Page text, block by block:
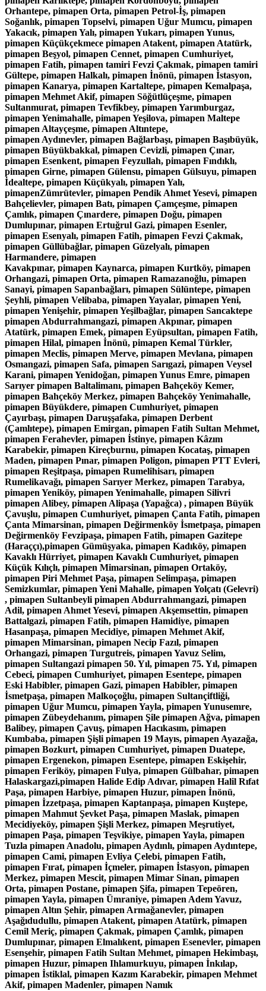
Orhantepe, pimapen Orta, pimapen Petrol-İş, pimapen
Soğanlık, pimapen Topselvi, pimapen Uğur Mumcu, pimapen
Yakacık, pimapen Yalı, pimapen Yukarı, pimapen Yunus,
pimapen Küçükçekmece pimapen Atakent, pimapen Atatürk,
pimapen Beşyol, pimapen Cennet, pimapen Cumhuriyet,
pimapen Fatih, pimapen tamiri Fevzi Çakmak, pimapen tamiri
Gültepe, pimapen Halkalı, pimapen İnönü, pimapen İstasyon,
pimapen Kanarya, pimapen Kartaltepe, pimapen Kemalpaşa,
pimapen Mehmet Akif, pimapen Söğütlüçeşme, pimapen
Sultanmurat, pimapen Tevfikbey, pimapen Yarımburgaz,
pimapen Yenimahalle, pimapen Yeşilova, pimapen Maltepe
pimapen Altayçeşme, pimapen Altıntepe,
pimapen Aydınevler, pimapen Bağlarbaşı, pimapen Başıbüyük,
pimapen Büyükbakkal, pimapen Cevizli, pimapen Çınar,
pimapen Esenkent, pimapen Feyzullah, pimapen Fındıklı,
pimapen Girne, pimapen Gülensu, pimapen Gülsuyu, pimapen
İdealtepe, pimapen Küçükyalı, pimapen Yalı,
pimapenZümrütevler, pimapen Pendik Ahmet Yesevi, pimapen
Bahçelievler, pimapen Batı, pimapen Çamçeşme, pimapen
Çamlık, pimapen Çınardere, pimapen Doğu, pimapen
Dumlupınar, pimapen Ertuğrul Gazi, pimapen Esenler,
pimapen Esenyalı, pimapen Fatih, pimapen Fevzi Çakmak,
pimapen Güllübağlar, pimapen Güzelyalı, pimapen
Harmandere, pimapen
Kavakpınar, pimapen Kaynarca, pimapen Kurtköy, pimapen
Orhangazi, pimapen Orta, pimapen Ramazanoğlu, pimapen
Sanayi, pimapen Sapanbağları, pimapen Sülüntepe, pimapen
Şeyhli, pimapen Velibaba, pimapen Yayalar, pimapen Yeni,
pimapen Yenişehir, pimapen Yeşilbağlar, pimapen Sancaktepe
pimapen Abdurrahmangazi, pimapen Akpınar, pimapen
Atatürk, pimapen Emek, pimapen Eyüpsultan, pimapen Fatih,
pimapen Hilal, pimapen İnönü, pimapen Kemal Türkler,
pimapen Meclis, pimapen Merve, pimapen Mevlana, pimapen
Osmangazi, pimapen Safa, pimapen Sarıgazi, pimapen Veysel
Karani, pimapen Yenidoğan, pimapen Yunus Emre, pimapen
Sarıyer pimapen Baltalimanı, pimapen Bahçeköy Kemer,
pimapen Bahçeköy Merkez, pimapen Bahçeköy Yenimahalle,
pimapen Büyükdere, pimapen Cumhuriyet, pimapen
Çayırbaşı, pimapen Daruşşafaka, pimapen Derbent
(Çamlıtepe), pimapen Emirgan, pimapen Fatih Sultan Mehmet,
pimapen Ferahevler, pimapen İstinye, pimapen Kâzım
Karabekir, pimapen Kireçburnu, pimapen Kocataş, pimapen
Maden, pimapen Pınar, pimapen Poligon, pimapen PTT Evleri,
pimapen Reşitpaşa, pimapen Rumelihisarı, pimapen
Rumelikavağı, pimapen Sarıyer Merkez, pimapen Tarabya,
pimapen Yeniköy, pimapen Yenimahalle, pimapen Silivri
pimapen Alibey, pimapen Alipaşa (Yapağca) , pimapen Büyük
Çavuşlu, pimapen Cumhuriyet, pimapen Çanta Fatih, pimapen
Çanta Mimarsinan, pimapen Değirmenköy İsmetpaşa, pimapen
Değirmenköy Fevzipaşa, pimapen Fatih, pimapen Gazitepe
(Haraççı),pimapen Gümüşyaka, pimapen Kadıköy, pimapen
Kavaklı Hürriyet, pimapen Kavaklı Cumhuriyet, pimapen
Küçük Kılıçlı, pimapen Mimarsinan, pimapen Ortaköy,
pimapen Piri Mehmet Paşa, pimapen Selimpaşa, pimapen
Semizkumlar, pimapen Yeni Mahalle, pimapen Yolçatı (Gelevri)
, pimapen Sultanbeyli pimapen Abdurrahmangazi, pimapen
Adil, pimapen Ahmet Yesevi, pimapen Akşemsettin, pimapen
Battalgazi, pimapen Fatih, pimapen Hamidiye, pimapen
Hasanpaşa, pimapen Mecidiye, pimapen Mehmet Akif,
pimapen Mimarsinan, pimapen Necip Fazıl, pimapen
Orhangazi, pimapen Turgutreis, pimapen Yavuz Selim,
pimapen Sultangazi pimapen 50. Yıl, pimapen 75. Yıl, pimapen
Cebeci, pimapen Cumhuriyet, pimapen Esentepe, pimapen
Eski Habibler, pimapen Gazi, pimapen Habibler, pimapen
İsmetpaşa, pimapen Malkoçoğlu, pimapen Sultançiftliği,
pimapen Uğur Mumcu, pimapen Yayla, pimapen Yunusemre,
pimapen Zübeydehanım, pimapen Şile pimapen Ağva, pimapen
Balibey, pimapen Çavuş, pimapen Hacıkasım, pimapen
Kumbaba, pimapen Şişli pimapen 19 Mayıs, pimapen Ayazağa,
pimapen Bozkurt, pimapen Cumhuriyet, pimapen Duatepe,
pimapen Ergenekon, pimapen Esentepe, pimapen Eskişehir,
pimapen Feriköy, pimapen Fulya, pimapen Gülbahar, pimapen
Halaskargazi,pimapen Halide Edip Adıvar, pimapen Halil Rıfat
Paşa, pimapen Harbiye, pimapen Huzur, pimapen İnönü,
pimapen İzzetpaşa, pimapen Kaptanpaşa, pimapen Kuştepe,
pimapen Mahmut Şevket Paşa, pimapen Maslak, pimapen
Mecidiyeköy, pimapen Şişli Merkez, pimapen Meşrutiyet,
pimapen Paşa, pimapen Teşvikiye, pimapen Yayla, pimapen
Tuzla pimapen Anadolu, pimapen Aydınlı, pimapen Aydıntepe,
pimapen Cami, pimapen Evliya Çelebi, pimapen Fatih,
pimapen Fırat, pimapen İçmeler, pimapen İstasyon, pimapen
Merkez, pimapen Mescit, pimapen Mimar Sinan, pimapen
Orta, pimapen Postane, pimapen Şifa, pimapen Tepeören,
pimapen Yayla, pimapen Ümraniye, pimapen Adem Yavuz,
pimapen Altın Şehir, pimapen Armağanevler, pimapen
Aşağıdudullu, pimapen Atakent, pimapen Atatürk, pimapen
Cemil Meriç, pimapen Çakmak, pimapen Çamlık, pimapen
Dumlupınar, pimapen Elmalıkent, pimapen Esenevler, pimapen
Esenşehir, pimapen Fatih Sultan Mehmet, pimapen Hekimbaşı,
pimapen Huzur, pimapen Ihlamurkuyu, pimapen İnkılap,
pimapen İstiklal, pimapen Kazım Karabekir, pimapen Mehmet
Akif, pimapen Madenler, pimapen Namık